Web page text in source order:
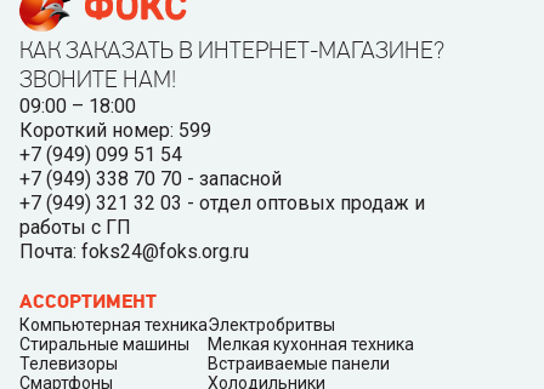
КАК ЗАКАЗАТЬ В ИНТЕРНЕТ-МАГАЗИНЕ?
ЗВОНИТЕ НАМ!
09:00 – 18:00
Короткий номер: 599
+7 (949) 099 51 54
+7 (949) 338 70 70 - запасной
+7 (949) 321 32 03 - отдел оптовых продаж и
работы с ГП
Почта: foks24@foks.org.ru
АССОРТИМЕНТ
Компьютерная техника
Стиральные машины
Телевизоры
Смартфоны
Электробритвы
Мелкая кухонная техника
Встраиваемые панели
Холодильники